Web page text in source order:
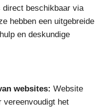
beschikbaar via
hebben een uitgebreide
en deskundige
websites: Website
vereenvoudigt het